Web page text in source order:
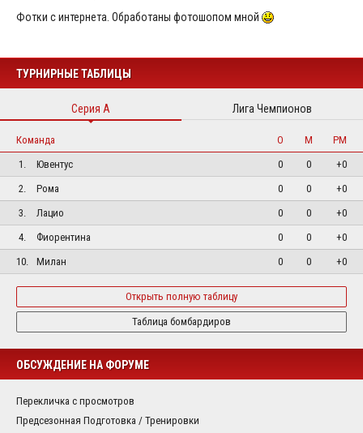
Фотки с интернета. Обработаны фотошопом мной
ТУРНИРНЫЕ ТАБЛИЦЫ
Серия А Лига Чемпионов
Команда О М
РМ
1.
Ювентус 0 0
+0
2.
Рома 0 0
+0
3.
Лацио 0 0
+0
4.
Фиорентина 0 0
+0
10.
Милан 0 0 +0
Открыть полную таблицу
Таблица бомбардиров
ОБСУЖДЕНИЕ НА ФОРУМЕ
Перекличка с просмотров
Предсезонная Подготовка / Тренировки